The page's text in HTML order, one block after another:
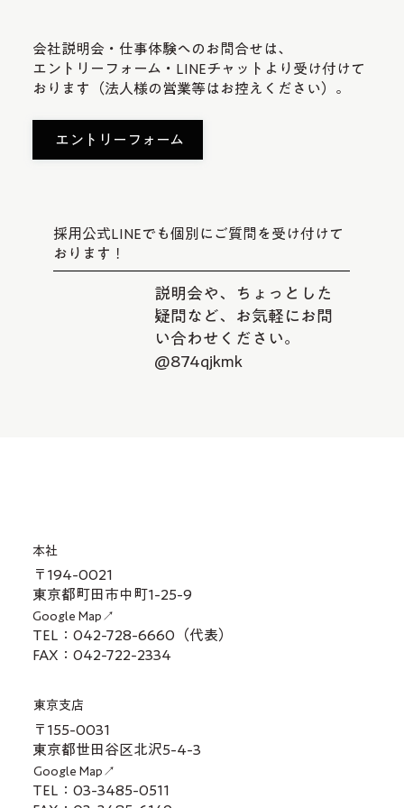
会社説明会・仕事体験へのお問合せは、
エントリーフォーム・LINEチャットより受け付けて
おります（法人様の営業等はお控えください）。
エントリーフォーム
採用公式LINEでも個別にご質問を受け付けて
おります！
@874qjkmk
説明会や、ちょっとした
疑問など、お気軽にお問
い合わせください。
本社
〒194-0021
東京都町田市中町1-25-9
Google Map↗
TEL：042-728-6660（代表）
FAX：042-722-2334
東京支店
〒155-0031
東京都世田谷区北沢5-4-3
Google Map↗
TEL：03-3485-0511